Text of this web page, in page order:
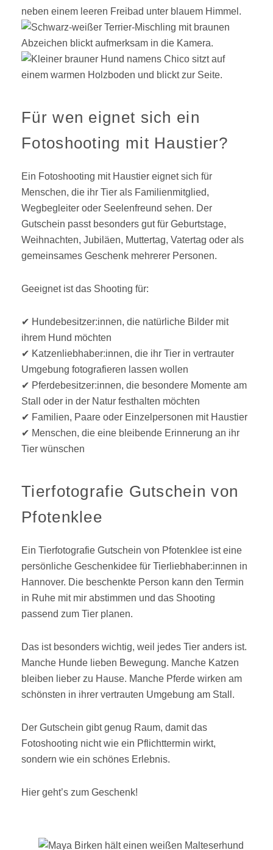
Für wen eignet sich ein
Fotoshooting mit Haustier?
Ein Fotoshooting mit Haustier eignet sich für
Menschen, die ihr Tier als Familienmitglied,
Wegbegleiter oder Seelenfreund sehen. Der
Gutschein passt besonders gut für Geburtstage,
Weihnachten, Jubiläen, Muttertag, Vatertag oder als
gemeinsames Geschenk mehrerer Personen.
Geeignet ist das Shooting für:
✔ Hundebesitzer:innen, die natürliche Bilder mit
ihrem Hund möchten
✔ Katzenliebhaber:innen, die ihr Tier in vertrauter
Umgebung fotografieren lassen wollen
✔ Pferdebesitzer:innen, die besondere Momente am
Stall oder in der Natur festhalten möchten
✔ Familien, Paare oder Einzelpersonen mit Haustier
✔ Menschen, die eine bleibende Erinnerung an ihr
Tier wünschen
Tierfotografie Gutschein von
Pfotenklee
Ein Tierfotografie Gutschein von Pfotenklee ist eine
persönliche Geschenkidee für Tierliebhaber:innen in
Hannover. Die beschenkte Person kann den Termin
in Ruhe mit mir abstimmen und das Shooting
passend zum Tier planen.
Das ist besonders wichtig, weil jedes Tier anders ist.
Manche Hunde lieben Bewegung. Manche Katzen
bleiben lieber zu Hause. Manche Pferde wirken am
schönsten in ihrer vertrauten Umgebung am Stall.
Der Gutschein gibt genug Raum, damit das
Fotoshooting nicht wie ein Pflichttermin wirkt,
sondern wie ein schönes Erlebnis.
Hier geht’s zum Geschenk!